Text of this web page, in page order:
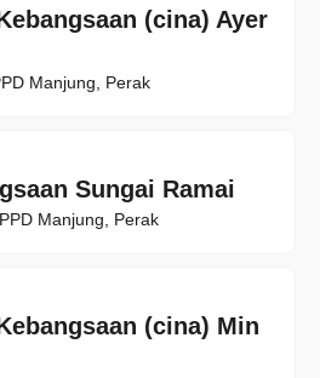
(cina) Ayer
Manjung, Perak
Sungai Ramai
Manjung, Perak
(cina) Min